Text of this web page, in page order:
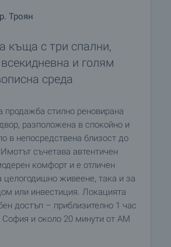
Троян
къща с три спални,
и голям
среда
продажба стилно реновирана
разположена в спокойно и
в непосредствена близост до
съчетава автентичен
комфорт и е отличен
целогодишно живеене, така и за
или инвестиция. Локацията
достъп – приблизително 1 час
София и около 20 минути от АМ